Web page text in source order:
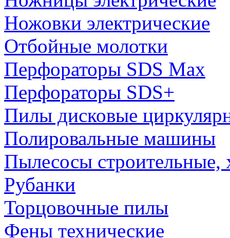
Ножовки электрические
Отбойные молотки
Перфораторы SDS Max
Перфораторы SDS+
Пилы дисковые
Полировальные машины
Пылесосы строительные,
Рубанки
Торцовочные пилы
Фены технические